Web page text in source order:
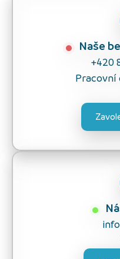
Naše
+420
Pracovní